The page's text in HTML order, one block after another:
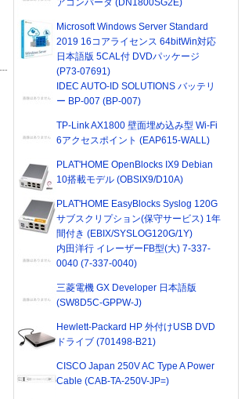
アコンバータ (DN1800SG2E)
Microsoft Windows Server Standard
2019 16コアライセンス 64bitWin対応
日本語版 5CAL付 DVDパッケージ
(P73-07691)
IDEC AUTO-ID SOLUTIONS バッテリ
ー BP-007 (BP-007)
TP-Link AX1800 壁面埋め込み型 Wi-Fi
6アクセスポイント (EAP615-WALL)
PLAT'HOME OpenBlocks IX9 Debian
10搭載モデル (OBSIX9/D10A)
PLAT'HOME EasyBlocks Syslog 120G
サブスクリプション(保守サービス) 1年
間付き (EBIX/SYSLOG120G/1Y)
内田洋行 イレーザーFB型(大) 7-337-
0040 (7-337-0040)
三菱電機 GX Developer 日本語版
(SW8D5C-GPPW-J)
Hewlett-Packard HP 外付けUSB DVD
ドライブ (701498-B21)
CISCO Japan 250V AC Type A Power
Cable (CAB-TA-250V-JP=)